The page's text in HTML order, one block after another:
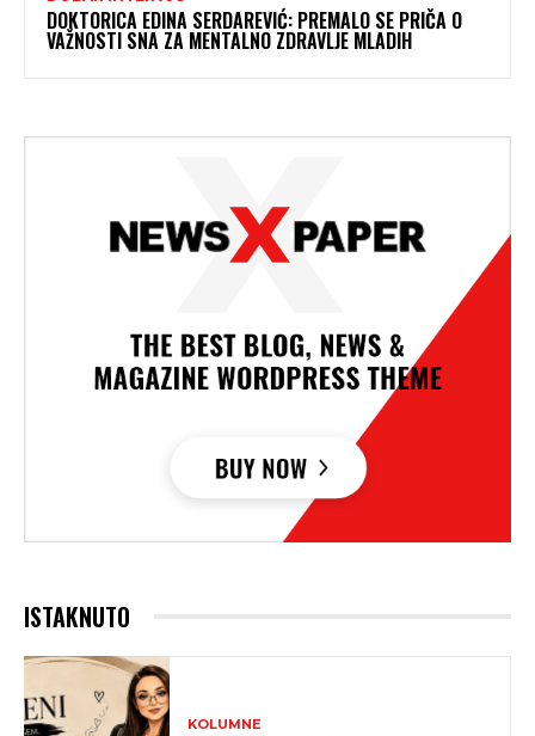
DOKTORICA EDINA SERDAREVIĆ: PREMALO SE PRIČA O
VAŽNOSTI SNA ZA MENTALNO ZDRAVLJE MLADIH
ISTAKNUTO
KOLUMNE